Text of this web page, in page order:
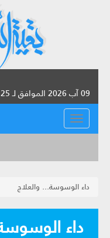
09 آب 2026 الموافق لـ 25 صفر 1448
القائمة
داء الوسوسة... والعلاج
داء